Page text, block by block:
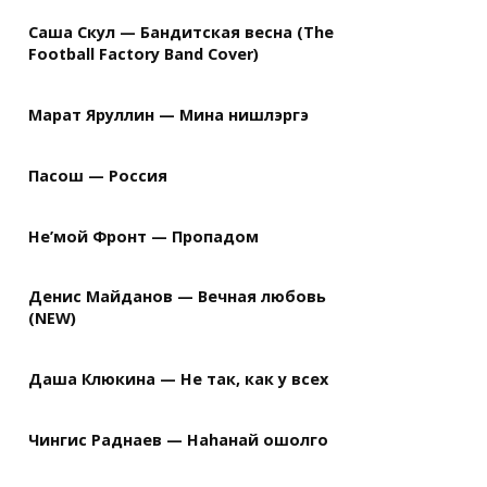
Саша Скул — Бандитская весна (The
Football Factory Band Cover)
Марат Яруллин — Мина нишлэргэ
Пасош — Россия
Не’мой Фронт — Пропадом
Денис Майданов — Вечная любовь
(NEW)
Даша Клюкина — Не так, как у всех
Чингис Раднаев — Наhанай ошолго